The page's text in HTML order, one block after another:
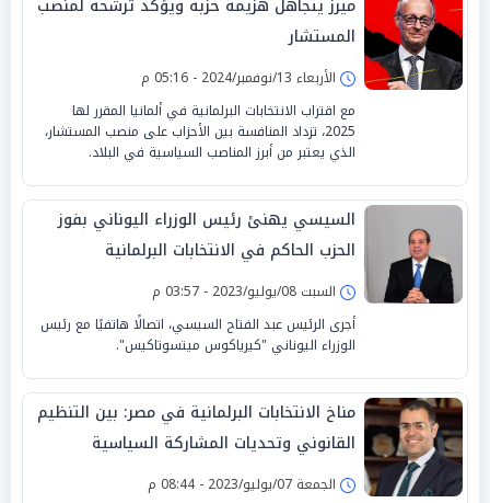
المستشار
الأربعاء 13/نوفمبر/2024 - 05:16 م
مع اقتراب الانتخابات البرلمانية في ألمانيا المقرر لها
2025، تزداد المنافسة بين الأحزاب على منصب المستشار،
الذي يعتبر من أبرز المناصب السياسية في البلاد.
السيسي يهنئ رئيس الوزراء اليوناني بفوز
الحزب الحاكم في الانتخابات البرلمانية
السبت 08/يوليو/2023 - 03:57 م
أجرى الرئيس عبد الفتاح السيسي، اتصالًا هاتفيًا مع رئيس
الوزراء اليوناني "كيرياكوس ميتسوتاكيس".
مناخ الانتخابات البرلمانية في مصر: بين التنظيم
القانوني وتحديات المشاركة السياسية
الجمعة 07/يوليو/2023 - 08:44 م